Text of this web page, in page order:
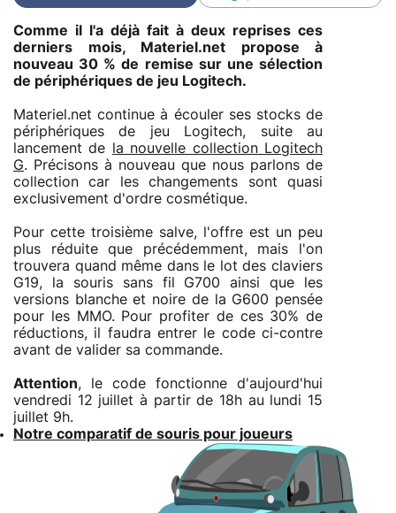
Comme il l'a déjà fait à deux reprises ces
derniers mois, Materiel.net propose à
nouveau 30 % de remise sur une sélection
de périphériques de jeu Logitech.
Materiel.net continue à écouler ses stocks de
périphériques de jeu Logitech, suite au
lancement de
la nouvelle collection Logitech
G. Précisons à nouveau que nous parlons de
collection car les changements sont quasi
exclusivement d'ordre cosmétique.
Pour cette troisième salve, l'offre est un peu
plus réduite que précédemment, mais l'on
trouvera quand même dans le lot des claviers
G19, la souris sans fil G700 ainsi que les
versions blanche et noire de la G600 pensée
pour les MMO. Pour profiter de ces 30% de
réductions, il faudra entrer le code ci-contre
avant de valider sa commande.
Attention, le code fonctionne d'aujourd'hui
vendredi 12 juillet à partir de 18h au lundi 15
juillet 9h.
Notre comparatif de souris pour joueurs